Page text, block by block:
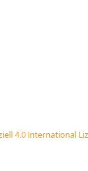
4.0 International